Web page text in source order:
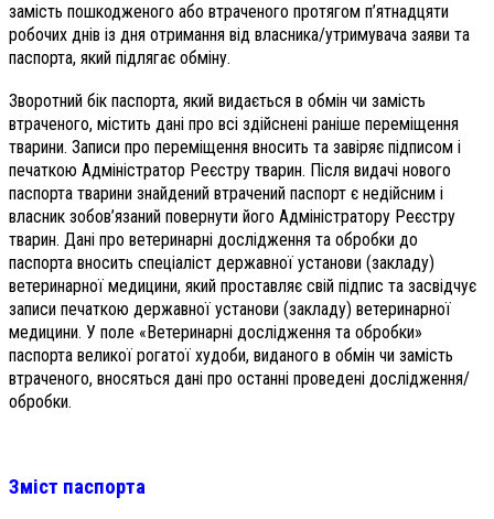
замість пошкодженого або втраченого протягом п’ятнадцяти
робочих днів із дня отримання від власника/утримувача заяви та
паспорта, який підлягає обміну.
Зворотний бік паспорта, який видається в обмін чи замість
втраченого, містить дані про всі здійснені раніше переміщення
тварини. Записи про переміщення вносить та завіряє підписом і
печаткою Адміністратор Реєстру тварин. Після видачі нового
паспорта тварини знайдений втрачений паспорт є недійсним і
власник зобов’язаний повернути його Адміністратору Реєстру
тварин. Дані про ветеринарні дослідження та обробки до
паспорта вносить спеціаліст державної установи (закладу)
ветеринарної медицини, який проставляє свій підпис та засвідчує
записи печаткою державної установи (закладу) ветеринарної
медицини. У поле «Ветеринарні дослідження та обробки»
паспорта великої рогатої худоби, виданого в обмін чи замість
втраченого, вносяться дані про останні проведені дослідження/
обробки.
Зміст паспорта